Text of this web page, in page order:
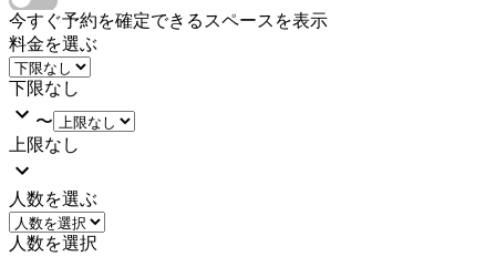
今すぐ予約を確定できるスペースを表示
料金を選ぶ
下限なし
〜
上限なし
人数を選ぶ
人数を選択